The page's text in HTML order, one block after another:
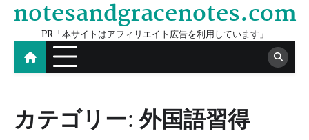
Skip
content
notesandgracenotes.com
PR「本サイトはアフィリエイト広告を利用しています」
カテゴリー:外国語習得